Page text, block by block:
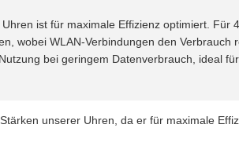
ist für maximale Effizienz optimiert. Für
wobei WLAN-Verbindungen den Verbrauch
bei geringem Datenverbrauch, ideal
unserer Uhren, da er für maximale